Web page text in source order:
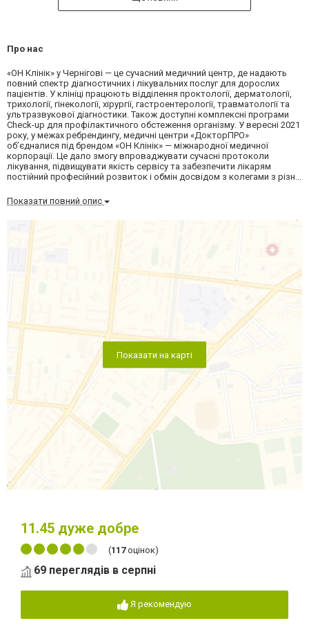
Про нас
«ОН Клінік» у Чернігові — це сучасний медичний центр, де надають
повний спектр діагностичних і лікувальних послуг для дорослих
пацієнтів. У клініці працюють відділення проктології, дерматології,
трихології, гінекології, хірургії, гастроентерології, травматології та
ультразвукової діагностики. Також доступні комплексні програми
Check-up для профілактичного обстеження організму. У вересні 2021
року, у межах ребрендингу, медичні центри «ДокторПРО»
об’єдналися під брендом «ОН Клінік» — міжнародної медичної
корпорації. Це дало змогу впроваджувати сучасні протоколи
лікування, підвищувати якість сервісу та забезпечити лікарям
постійний професійний розвиток і обмін досвідом з колегами з різн...
Показати повний опис
Показати на карті
11.45 дуже добре
(117оцінок)
69 переглядів в серпні
Я рекомендую